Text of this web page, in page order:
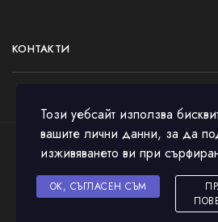
КОНТАКТИ
© 2023 All rights
Този уебсайт използва
вашите лични данни, за да
изживяването ви при
OK, СЪГЛАСЕН СЪМ